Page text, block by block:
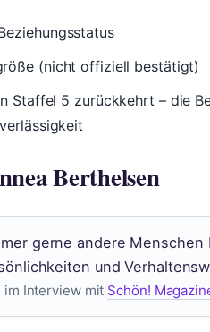
(nicht offiziell bestätigt)
Staffel 5 zurückkehrt – die
Berthelsen
gerne andere
und
Interview mit Schön!